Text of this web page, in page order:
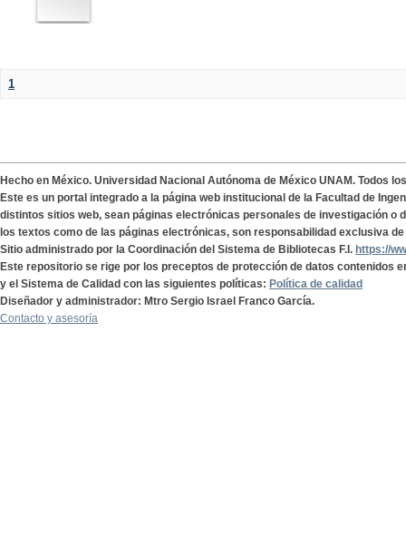
1
Hecho en México. Universidad Nacional Autónoma de México UNAM. Todos
Este es un portal integrado a la página web institucional de la Facultad de
distintos sitios web, sean páginas electrónicas personales de investigación o
los textos como de las páginas electrónicas, son responsabilidad exclusiva
Sitio administrado por la Coordinación del Sistema de Bibliotecas F.I. https://
Este repositorio se rige por los preceptos de protección de datos contenidos
y el Sistema de Calidad con las siguientes políticas: Política de calidad
Diseñador y administrador: Mtro Sergio Israel Franco García.
Contacto y asesoría